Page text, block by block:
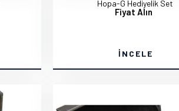
Hopa-G Hediyelik Set
Fiyat Alın
İNCELE